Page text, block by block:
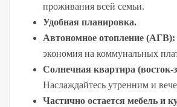
проживания всей семьи.
Удобная планировка.
Автономное отопление (АГВ):
экономия на коммунальных
Солнечная квартира (восток-
Наслаждайтесь утренним и
Частично остается мебель и